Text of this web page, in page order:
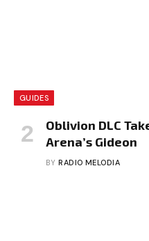
GUIDES
Oblivion DLC
Arena’s Gideon
BY RADIO MELODIA